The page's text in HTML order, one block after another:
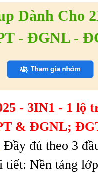
Dành Cho
- ĐGNL -
- 3IN1 - 1 lộ
& ĐGNL;
Đầy đủ theo 3
tiết: Nền tảng